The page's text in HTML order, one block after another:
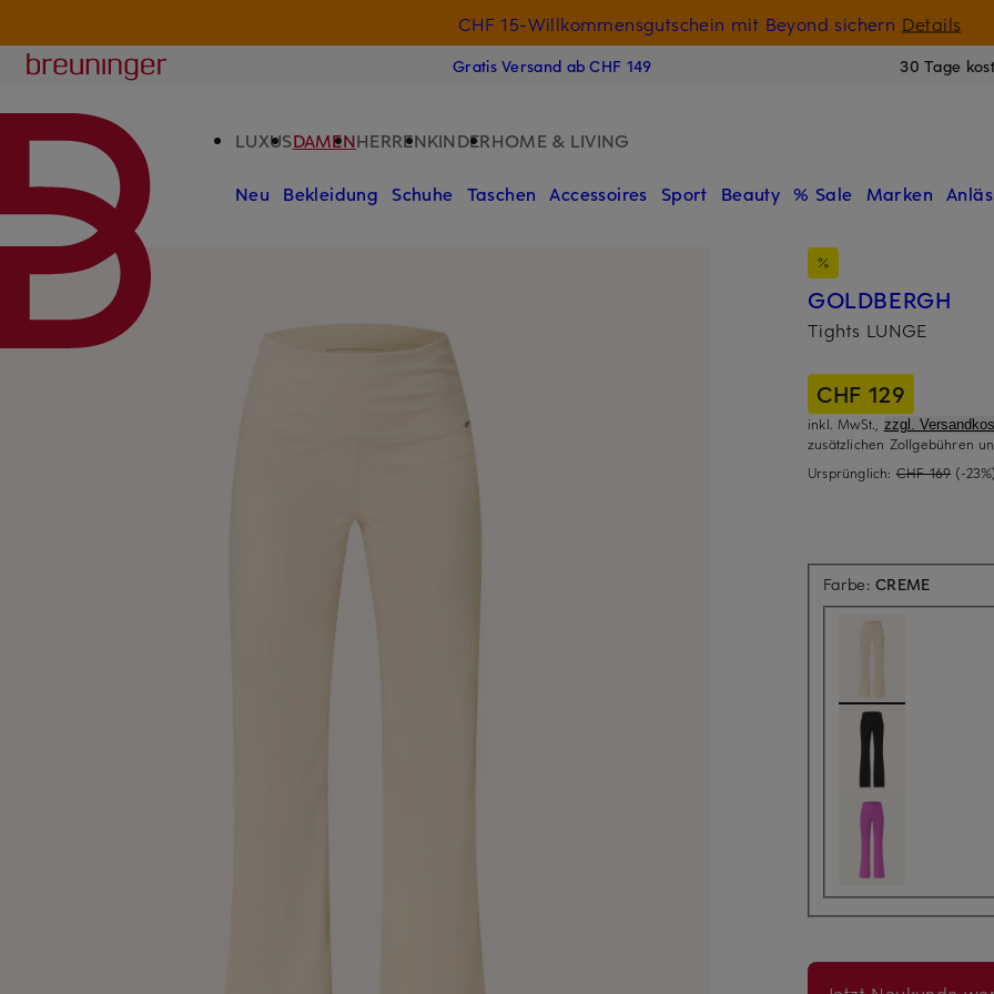
CHF 15-Willkommensgutschein mit Beyond sichern Details
Breuninger
Gratis Versand ab CHF 149 30 Tage
LUXUSDAMENHERRENKINDERHOME & LIVING
Neu Bekleidung Schuhe Taschen Accessoires Sport Beauty % Sale Marken
GOLDBERGH
Tights LUNGE
CHF 129
inkl. MwSt., zzgl.
zusätzlichen Zollgebühren
Ursprünglich: CHF 169 (-23%)
Farbe:CREME